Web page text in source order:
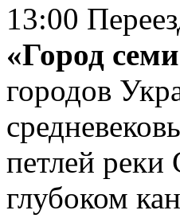
13:00
«Город
городов
петлей
глубоком